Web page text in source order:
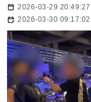
2026-03-29 20:49:27
2026-03-30 09:17:02